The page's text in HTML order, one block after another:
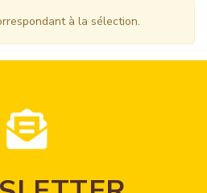
à la sélection.